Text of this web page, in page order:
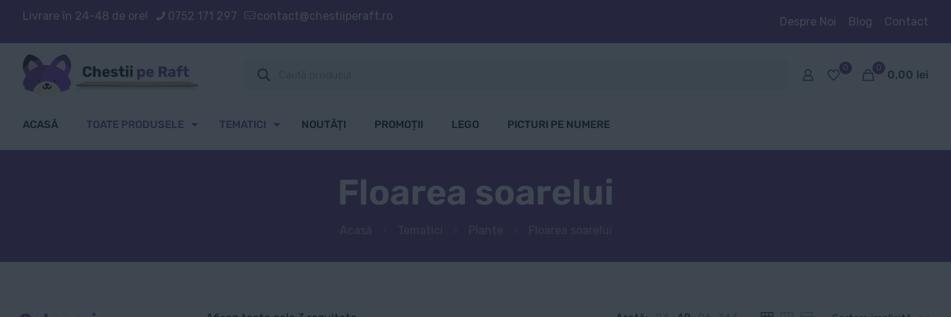
Livrare în 24-48 de ore! 0752 171 297 contact@chestiiperaft.ro Despre Noi Blog Contact
search
0 0
0,00 lei
ACASĂ TOATE PRODUSELE TEMATICI NOUTĂȚI PROMOȚII LEGO PICTURI PE NUMERE
Floarea soarelui